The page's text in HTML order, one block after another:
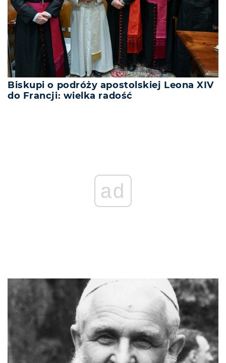
Biskupi o podróży apostolskiej Leona XIV
do Francji: wielka radość
ad